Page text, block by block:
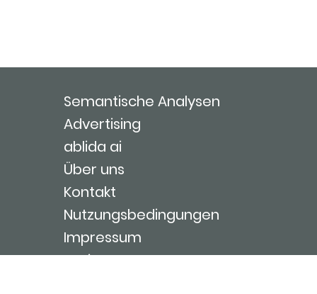
Semantische Analysen
Advertising
ablida ai
Über uns
Kontakt
Nutzungsbedingungen
Impressum
Login